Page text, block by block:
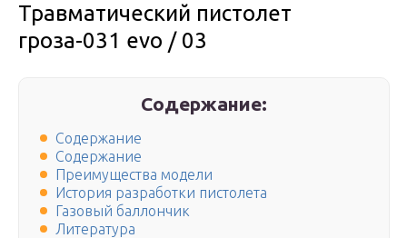
Травматический пистолет
гроза-031 evo / 03
Содержание:
Содержание
Содержание
Преимущества модели
История разработки пистолета
Газовый баллончик
Литература